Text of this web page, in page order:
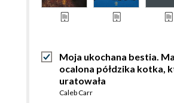
Moja ukochana bestia.
ocalona półdzika kotka,
uratowała
Caleb Carr